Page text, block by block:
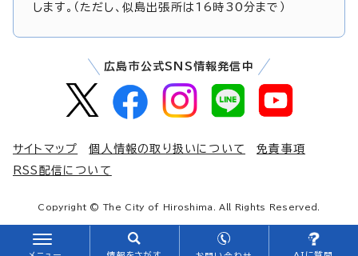
します。（ただし、似島出張所は16時30分まで）
広島市公式SNS情報発信中
サイトマップ 個人情報の取り扱いについて
免責事項
RSS配信について
Copyright © The City of Hiroshima. All Rights Reserved.